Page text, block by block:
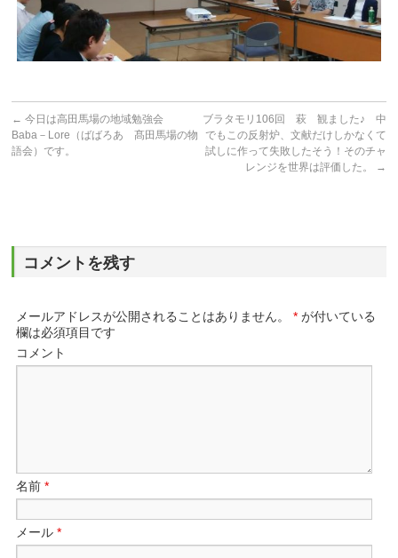
← 今日は高田馬場の地域勉強会
Baba－Lore（ばばろあ 髙田馬場の物
語会）です。
ブラタモリ106回 萩 観ました♪ 中
でもこの反射炉、文献だけしかなくて
試しに作って失敗したそう！そのチャ
レンジを世界は評価した。
→
コメントを残す
メールアドレスが公開されることはありません。 * が付いている
欄は必須項目です
コメント
名前*
メール*